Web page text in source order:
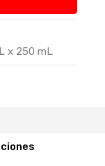
x 250 mL